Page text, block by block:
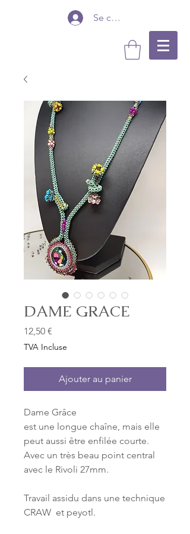
Se connecter
DAME GRACE
12,50 €
TVA Incluse
Ajouter au panier
Dame Grâce
est une longue chaîne, mais elle
peut aussi être enfilée courte.
Avec un très beau point central
avec le Rivoli 27mm.
Travail assidu dans une technique
CRAW et peyotl.